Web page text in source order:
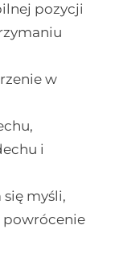
pozycji
w
i
myśli,
powrócenie